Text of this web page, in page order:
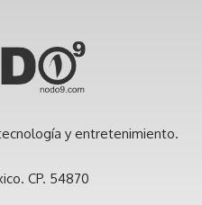
y entretenimiento.
CP. 54870